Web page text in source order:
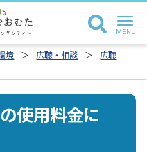
境 広聴・相談
広聴
使用料金に